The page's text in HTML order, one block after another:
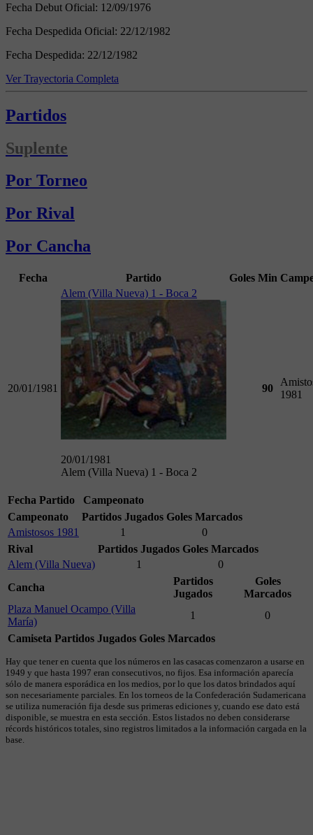
Fecha Debut Oficial: 12/09/1976
Fecha Despedida Oficial: 22/12/1982
Fecha Despedida: 22/12/1982
Ver Trayectoria Completa
Partidos
Suplente
Por Torneo
Por Rival
Por Cancha
Fecha Partido Goles Min
20/01/1981
Alem (Villa Nueva) 1 - Boca 2
20/01/1981
Alem (Villa Nueva) 1 - Boca 2
90
1981
Fecha Partido
Campeonato
Campeonato
Partidos Jugados Goles Marcados
Amistosos 1981
1
0
Rival
Partidos Jugados Goles Marcados
Alem (Villa Nueva)
1
0
Cancha
Partidos
Jugados
Goles
Marcados
Plaza Manuel Ocampo (Villa
María)
1
0
Camiseta Partidos Jugados Goles Marcados
Hay que tener en cuenta que los números en las casacas comenzaron a usarse en
1949 y que hasta 1997 eran consecutivos, no fijos. Esa información aparecía
sólo de manera esporádica en los medios, por lo que los datos brindados aquí
son necesariamente parciales. En los torneos de la Confederación Sudamericana
se utiliza numeración fija desde sus primeras ediciones y, cuando ese dato está
disponible, se muestra en esta sección. Estos listados no deben considerarse
récords históricos totales, sino registros limitados a la información cargada en la
base.